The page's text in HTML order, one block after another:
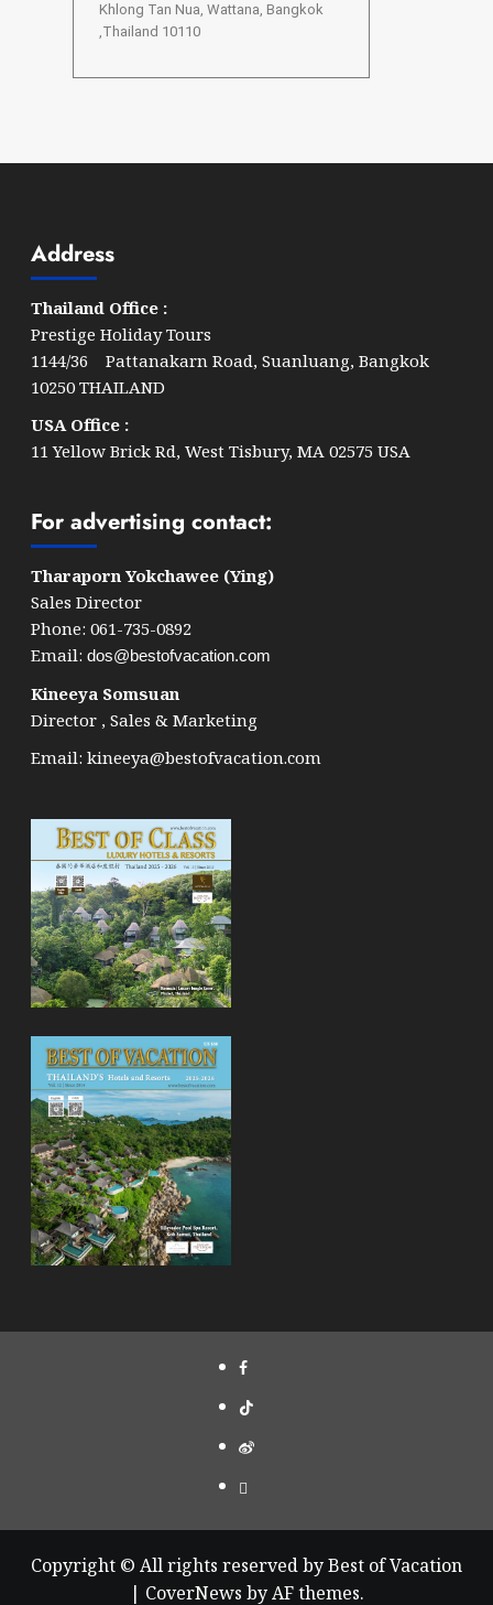
Khlong Tan Nua, Wattana, Bangkok
,Thailand 10110
Address
Thailand Office :
Prestige Holiday Tours
1144/36 Pattanakarn Road, Suanluang, Bangkok
10250 THAILAND
USA Office :
11 Yellow Brick Rd, West Tisbury, MA 02575 USA
For advertising contact:
Tharaporn Yokchawee (Ying)
Sales Director
Phone: 061-735-0892
Email: dos@bestofvacation.com
Kineeya Somsuan
Director , Sales & Marketing
Email: kineeya@bestofvacation.com
Copyright © All rights reserved by Best of Vacation
| CoverNews by AF themes.